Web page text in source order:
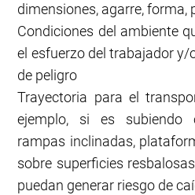
dimensiones, agarre, forma,
Condiciones del ambiente
el esfuerzo del trabajador
de peligro
Trayectoria para el
ejemplo, si es subiendo
rampas inclinadas,
sobre superficies
puedan generar riesgo de